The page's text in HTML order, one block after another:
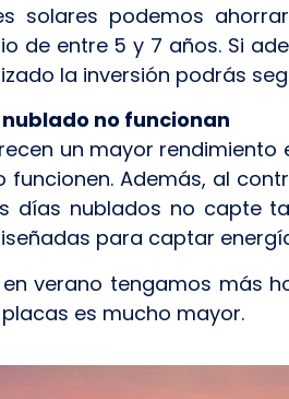
solares podemos
de entre 5 y 7 años. Si
la inversión podrás
no funcionan
un mayor
Además, al
días nublados no capte
para captar
verano tengamos más
es mucho mayor.